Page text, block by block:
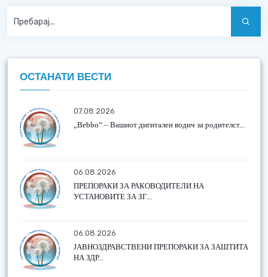
ОСТАНАТИ ВЕСТИ
07.08.2026
„Bebbo“ – Вашиот дигитален водич за родителст...
06.08.2026
ПРЕПОРАКИ ЗА РАКОВОДИТЕЛИ НА
УСТАНОВИТЕ ЗА ЗГ...
06.08.2026
ЈАВНОЗДРАВСТВЕНИ ПРЕПОРАКИ ЗА ЗАШТИТА
НА ЗДР...